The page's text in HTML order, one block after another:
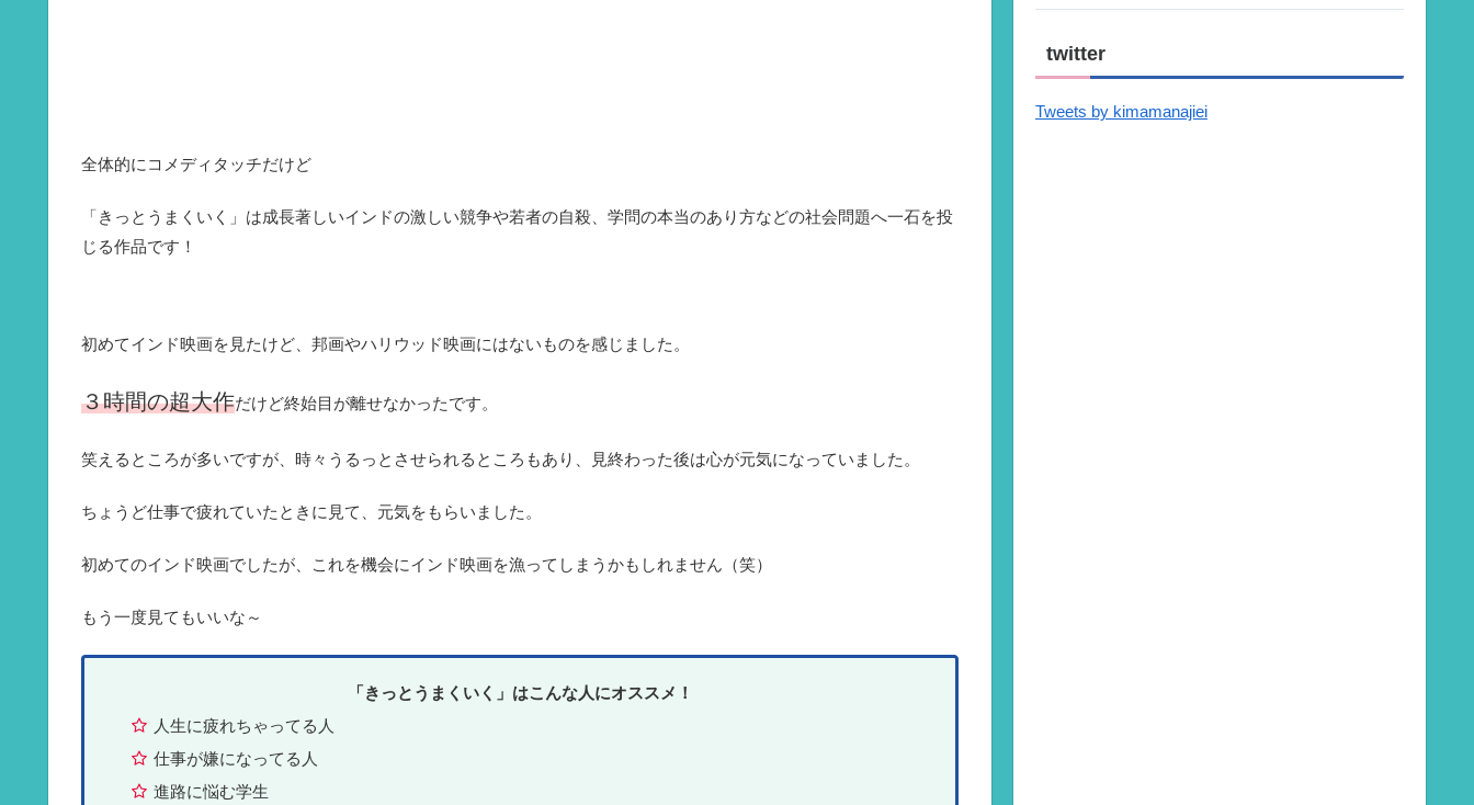
全体的にコメディタッチだけど
「きっとうまくいく」は成長著しいインドの激しい競争や若者の自殺、学問の本当のあり方などの社会問題へ一石を投
じる作品です！
初めてインド映画を見たけど、邦画やハリウッド映画にはないものを感じました。
３時間の超大作だけど終始目が離せなかったです。
笑えるところが多いですが、時々うるっとさせられるところもあり、見終わった後は心が元気になっていました。
ちょうど仕事で疲れていたときに見て、元気をもらいました。
初めてのインド映画でしたが、これを機会にインド映画を漁ってしまうかもしれません（笑）
もう一度見てもいいな～
「きっとうまくいく」はこんな人にオススメ！
人生に疲れちゃってる人
仕事が嫌になってる人
進路に悩む学生
twitter
Tweets by kimamanajiei